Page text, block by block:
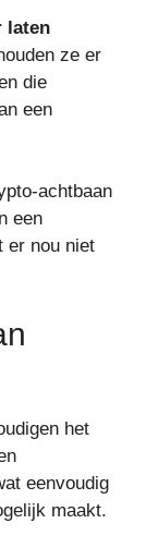
laten
ze er
die
een
achtbaan
een
er nou niet
het
eenvoudig
maakt.